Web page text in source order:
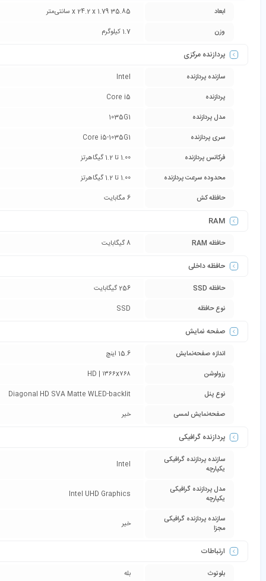
ابعاد
35.85 x 24.2 x 1.79 سانتی‌متر
وزن
1.7 کیلوگرم
پردازنده مرکزی
سازنده پردازنده
Intel
پردازنده
Core i5
مدل پردازنده
1035G1
سری پردازنده
Core i5-1035G1
فرکانس پردازنده
1.00 تا 1.2 گیگاهرتز
محدوده سرعت پردازنده
1.00 تا 1.2 گیگاهرتز
حافظه کش
6 مگابایت
RAM
حافظه RAM 8 گيگابايت
حافظه داخلی
حافظه SSD
256 گیگابایت
نوع حافظه
SSD
صفحه نمایش
اندازه صفحه‌نمایش
15.6 اینچ
رزولوشن
HD | ۱۳۶۶x۷۶۸
نوع پنل
Diagonal HD SVA Matte WLED-backlit
صفحه‌نمایش لمسی
خیر
پردازنده گرافیکی
سازنده پردازنده گرافیکی
یکپارچه
Intel
مدل پردازنده گرافیکی
یکپارچه
Intel UHD Graphics
سازنده پردازنده گرافیکی
مجزا
خیر
ارتباطات
بلوتوث
بله